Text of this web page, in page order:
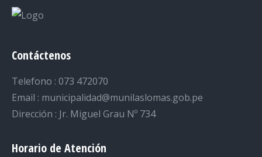
Contáctenos
Telefono : 073 472070
Email : municipalidad@munilaslomas.gob.pe
Dirección : Jr. Miguel Grau Nº 734
Horario de Atención